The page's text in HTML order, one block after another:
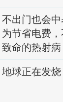
不出门也会
为节省电费
致命的热射病
地球正在发烧